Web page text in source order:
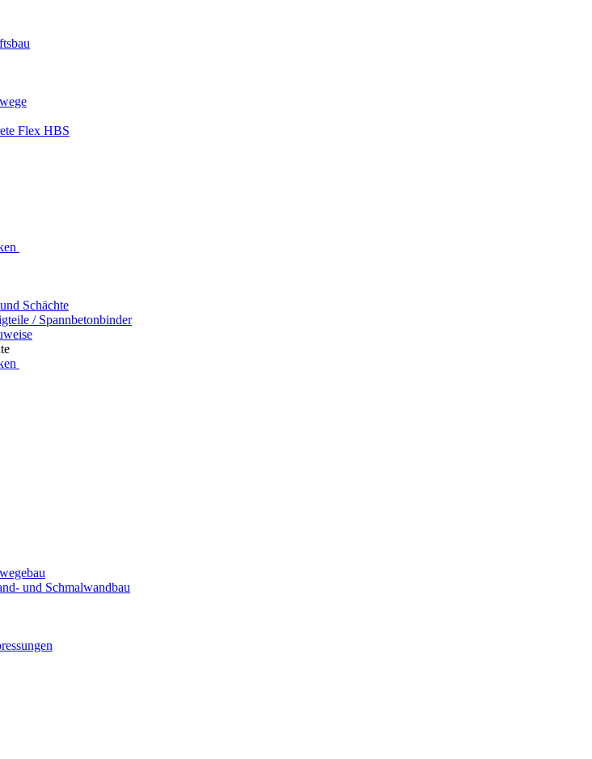
Flex HBS
Schächte
/ Spannbetonbinder
und Schmalwandbau